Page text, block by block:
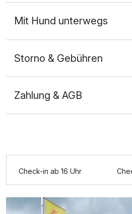
Mit Hund unterwegs
Storno & Gebühren
Zahlung & AGB
Check-in ab 16 Uhr